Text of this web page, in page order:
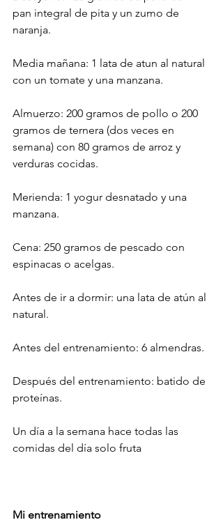
pan integral de pita y un zumo de
naranja.
Media mañana: 1 lata de atun al natural
con un tomate y una manzana.
Almuerzo: 200 gramos de pollo o 200
gramos de ternera (dos veces en
semana) con 80 gramos de arroz y
verduras cocidas.
Merienda: 1 yogur desnatado y una
manzana.
Cena: 250 gramos de pescado con
espinacas o acelgas.
Antes de ir a dormir: una lata de atún al
natural.
Antes del entrenamiento: 6 almendras.
Después del entrenamiento: batido de
proteínas.
Un día a la semana hace todas las
comidas del día solo fruta
Mi entrenamiento